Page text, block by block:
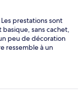
prestations sont
sans cachet,
peu de décoration
ressemble à un